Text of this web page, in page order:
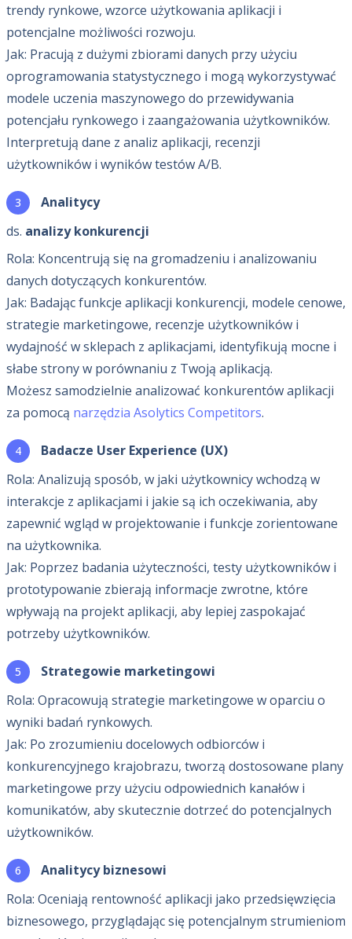
trendy rynkowe, wzorce użytkowania aplikacji i
potencjalne możliwości rozwoju.
Jak: Pracują z dużymi zbiorami danych przy użyciu
oprogramowania statystycznego i mogą wykorzystywać
modele uczenia maszynowego do przewidywania
potencjału rynkowego i zaangażowania użytkowników.
Interpretują dane z analiz aplikacji, recenzji
użytkowników i wyników testów A/B.
Analitycy
ds. analizy konkurencji
Rola: Koncentrują się na gromadzeniu i analizowaniu
danych dotyczących konkurentów.
Jak: Badając funkcje aplikacji konkurencji, modele cenowe,
strategie marketingowe, recenzje użytkowników i
wydajność w sklepach z aplikacjami, identyfikują mocne i
słabe strony w porównaniu z Twoją aplikacją.
Możesz samodzielnie analizować konkurentów aplikacji
za pomocą narzędzia Asolytics Competitors.
Badacze User Experience (UX)
Rola: Analizują sposób, w jaki użytkownicy wchodzą w
interakcje z aplikacjami i jakie są ich oczekiwania, aby
zapewnić wgląd w projektowanie i funkcje zorientowane
na użytkownika.
Jak: Poprzez badania użyteczności, testy użytkowników i
prototypowanie zbierają informacje zwrotne, które
wpływają na projekt aplikacji, aby lepiej zaspokajać
potrzeby użytkowników.
Strategowie marketingowi
Rola: Opracowują strategie marketingowe w oparciu o
wyniki badań rynkowych.
Jak: Po zrozumieniu docelowych odbiorców i
konkurencyjnego krajobrazu, tworzą dostosowane plany
marketingowe przy użyciu odpowiednich kanałów i
komunikatów, aby skutecznie dotrzeć do potencjalnych
użytkowników.
Analitycy biznesowi
Rola: Oceniają rentowność aplikacji jako przedsięwzięcia
biznesowego, przyglądając się potencjalnym strumieniom